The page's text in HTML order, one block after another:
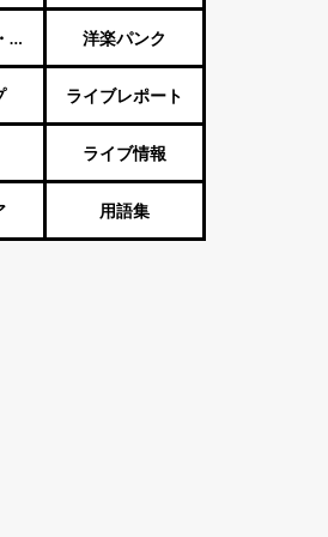
ート
洋楽パンク
ライブレポート
ライブ情報
用語集